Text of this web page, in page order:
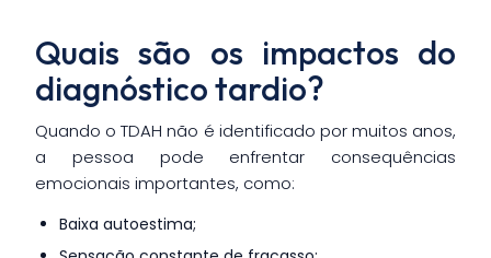
Quais são os impactos do
diagnóstico tardio?
Quando o TDAH não é identificado por muitos anos,
a pessoa pode enfrentar consequências
emocionais importantes, como:
Baixa autoestima;